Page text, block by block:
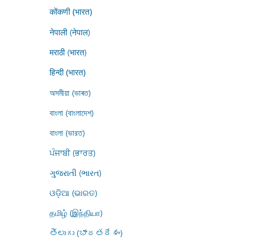
कोंकणी (भारत)
नेपाली (नेपाल)
मराठी (भारत)
हिन्दी (भारत)
অসমীয়া (ভাৰত)
বাংলা (বাংলাদেশ)
বাংলা (ভারত)
ਪੰਜਾਬੀ (ਭਾਰਤ)
ગુજરાતી (ભારત)
ଓଡ଼ିଆ (ଭାରତ)
தமிழ் (இந்தியா)
తెలుగు (భారతదేశం)